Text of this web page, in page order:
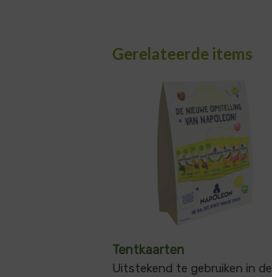
Gerelateerde items
Tentkaarten
Uitstekend te gebruiken in de